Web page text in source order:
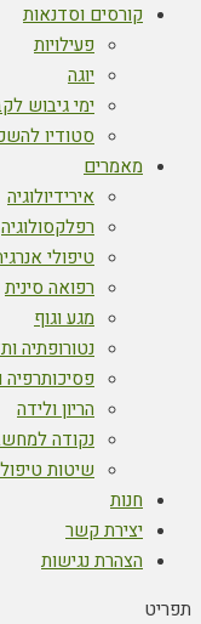
קורסים וסדנאות
פעילויות
יוגה
ימי גיבוש
סטודיו
מאמרים
אירידיולוגיה
רפלקסולוגיה
טיפולי
רפואה סינית
מגע וגוף
נטורופתיה
פסיכותרפיה
הריון ולידה
נקודה
שיטות
חנות
יצירת קשר
הצהרת נגישות
תפריט